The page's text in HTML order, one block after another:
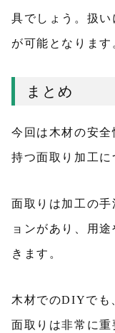
具でしょう。扱い
が可能となります
まとめ
今回は木材の安
持つ面取り加工に
面取りは加工の
ョンがあり、用
きます。
木材でのDIYでも
面取りは非常に